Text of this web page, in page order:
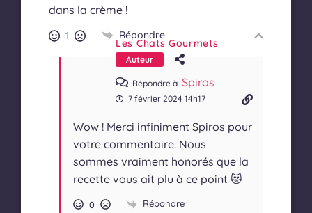
dans la crème !
1 Répondre
Les Chats Gourmets
Auteur
Répondre à Spiros
7 février 2024 14h17
Wow ! Merci infiniment Spiros pour
votre commentaire. Nous
sommes vraiment honorés que la
recette vous ait plu à ce point 😻
0 Répondre